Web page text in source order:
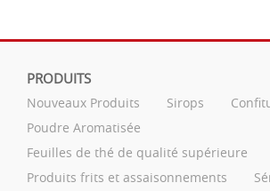
PRODUITS
Nouveaux Produits Sirops
Poudre Aromatisée
Feuilles de thé de qualité supérieure
Produits frits et assaisonnements